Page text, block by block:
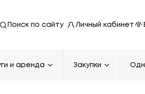
Поиск по сайту Личный кабинет
и аренда Закупки